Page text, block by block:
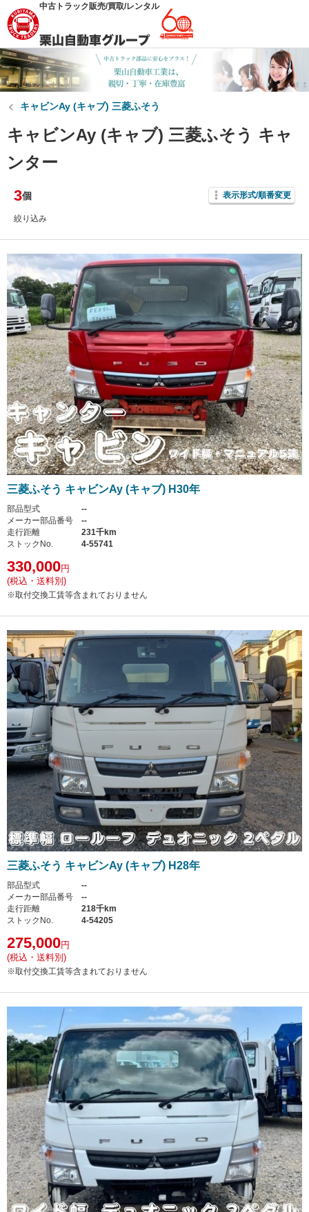
中古トラック販売/買取/レンタル
キャビンAy (キャブ) 三菱ふそう
キャビンAy (キャブ) 三菱ふそう キャ
ンター
3個 表示形式/順番変更
絞り込み
三菱ふそう キャビンAy (キャブ) H30年
部品型式
--
メーカー部品番号
--
走行距離
231千km
ストックNo.
4-55741
330,000円
(税込・送料別)
※取付交換工賃等含まれておりません
三菱ふそう キャビンAy (キャブ) H28年
部品型式
--
メーカー部品番号
--
走行距離
218千km
ストックNo.
4-54205
275,000円
(税込・送料別)
※取付交換工賃等含まれておりません